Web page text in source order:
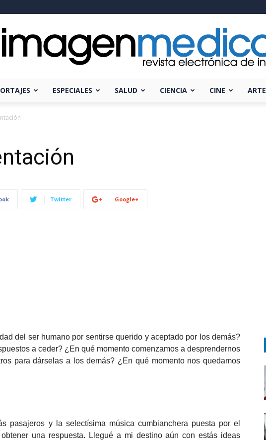
ESPECIALES SALUD CIENCIA CINE ARTE
Twitter Google+
del ser humano por sentirse querido y aceptado por los demás?
a ceder? ¿En qué momento comenzamos a desprendernos
para dárselas a los demás? ¿En qué momento nos quedamos
pasajeros y la selectísima música cumbianchera puesta por el
una respuesta. Llegué a mi destino aún con estás ideas